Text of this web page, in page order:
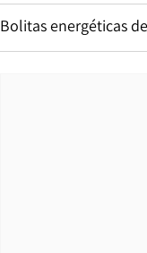
Bolitas energéticas